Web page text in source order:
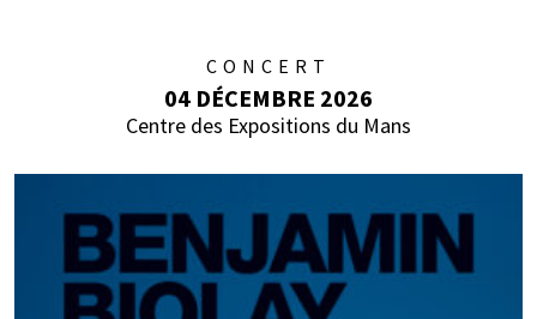
CONCERT
04 DÉCEMBRE 2026
Centre des Expositions du Mans